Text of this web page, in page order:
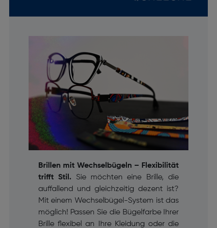
Brillen mit Wechselbügeln – Flexibilität
trifft Stil. Sie möchten eine Brille, die
auffallend und gleichzeitig dezent ist?
Mit einem Wechselbügel-System ist das
möglich! Passen Sie die Bügelfarbe Ihrer
Brille flexibel an Ihre Kleidung oder die